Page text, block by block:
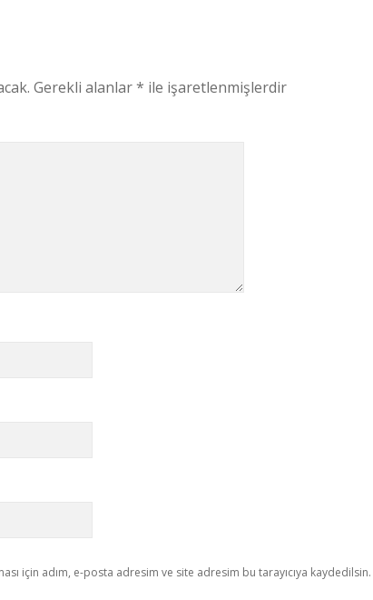
Gerekli alanlar* ile işaretlenmişlerdir
için adım, e-posta adresim ve site adresim bu tarayıcıya kaydedilsin.